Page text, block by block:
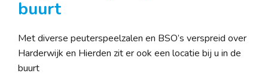
buurt
Met diverse peuterspeelzalen en BSO’s verspreid over
Harderwijk en Hierden zit er ook een locatie bij u in de
buurt